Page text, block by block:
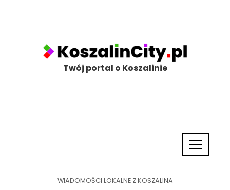
Twój portal o Koszalinie
WIADOMOŚCI LOKALNE Z KOSZALINA